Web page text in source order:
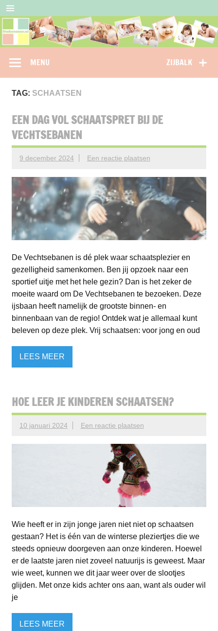
naar
inhoud
Oudersenzo
ZIJBALK
MENU
TAG: SCHAATSEN
EEN DAG VOL SCHAATSPRET BIJ DE
VECHTSEBANEN
9 december 2024 Een reactie plaatsen
De Vechtsebanen is dé plek waar schaatsplezier en
gezelligheid samenkomen. Ben jij opzoek naar een
sportief uitje met het hele gezin? Dan is het zeker de
moeite waard om De Vechtsebanen te bezoeken. Deze
ijsbaan heeft namelijk de grootste binnen- en
binnenbaan van de regio! Ontdek wat je allemaal kunt
beleven op deze plek. Vrij schaatsen: voor jong en oud
LEES MEER
HOE LEER JE KINDEREN SCHAATSEN?
10 januari 2024 Een reactie plaatsen
Wie heeft er in zijn jonge jaren niet niet op schaatsen
gestaan? Het is één van de winterse pleziertjes die we
steeds opnieuw doorgeven aan onze kinderen. Hoewel
er de laatste jaren niet zoveel natuurijs is geweest. Maar
wie weet, kunnen we dit jaar weer over de slootjes
glijden. Met onze kids achter ons aan, want als ouder wil
je
LEES MEER